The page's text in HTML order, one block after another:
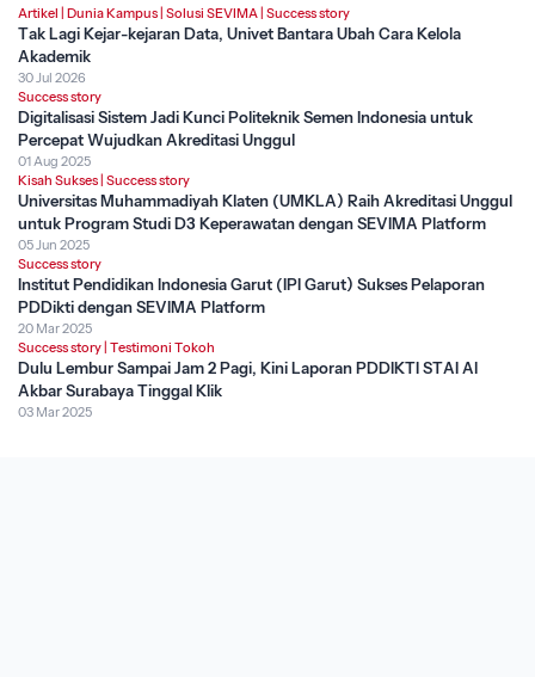
Artikel | Dunia Kampus | Solusi SEVIMA | Success story
Tak Lagi Kejar-kejaran Data, Univet Bantara Ubah Cara Kelola
Akademik
30 Jul 2026
Success story
Digitalisasi Sistem Jadi Kunci Politeknik Semen Indonesia untuk
Percepat Wujudkan Akreditasi Unggul
01 Aug 2025
Kisah Sukses | Success story
Universitas Muhammadiyah Klaten (UMKLA) Raih Akreditasi Unggul
untuk Program Studi D3 Keperawatan dengan SEVIMA Platform
05 Jun 2025
Success story
Institut Pendidikan Indonesia Garut (IPI Garut) Sukses Pelaporan
PDDikti dengan SEVIMA Platform
20 Mar 2025
Success story | Testimoni Tokoh
Dulu Lembur Sampai Jam 2 Pagi, Kini Laporan PDDIKTI STAI Al
Akbar Surabaya Tinggal Klik
03 Mar 2025